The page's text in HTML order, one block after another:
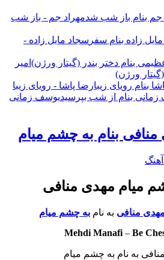
مهراد جم - باز شب
سجاد مایل زاده -
امیر
ورژن)
رضا پاشا - رویای زیبا
یوسف زمانی
منافی بنام به چشم میام
آهنگ
میام مهدی منافی
مهدی منافی به نام به چشم میام
Mehdi Manafi– Be